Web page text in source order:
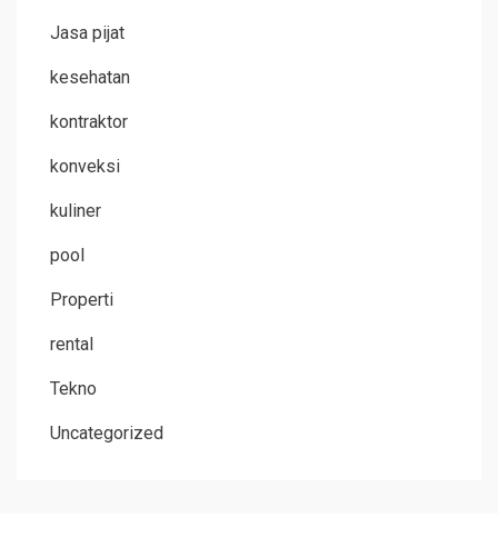
Jasa pijat
kesehatan
kontraktor
konveksi
kuliner
pool
Properti
rental
Tekno
Uncategorized